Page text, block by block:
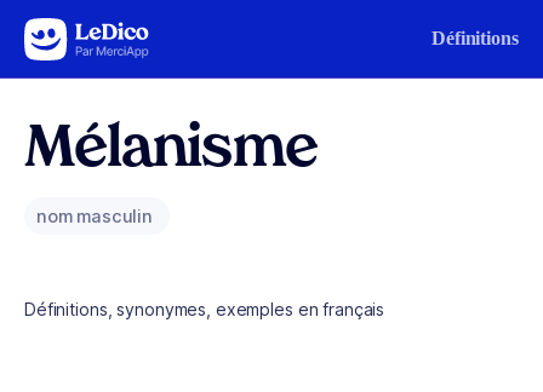
Aller au contenu Définitions
Mélanisme
nom masculin
Définitions, synonymes, exemples en français